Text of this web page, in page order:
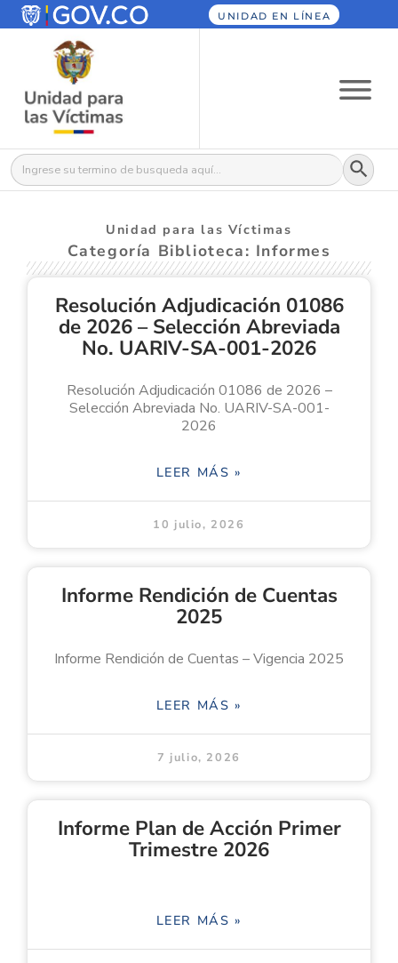
UNIDAD EN LÍNEA
Buscar: Botón
Unidad para las Víctimas
Categoría Biblioteca: Informes
Resolución Adjudicación 01086
de 2026 – Selección Abreviada
No. UARIV-SA-001-2026
Resolución Adjudicación 01086 de 2026 –
Selección Abreviada No. UARIV-SA-001-
2026
LEER MÁS »
10 julio, 2026
Informe Rendición de Cuentas
2025
Informe Rendición de Cuentas – Vigencia 2025
LEER MÁS »
7 julio, 2026
Informe Plan de Acción Primer
Trimestre 2026
LEER MÁS »